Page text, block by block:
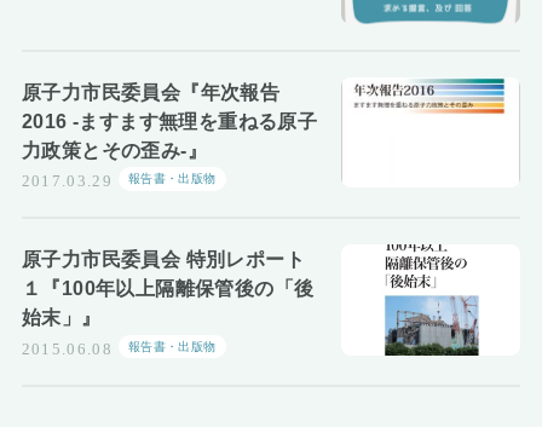
原子力市民委員会『年次報告
2016 -ますます無理を重ねる原子
力政策とその歪み-』
2017.03.29 報告書・出版物
原子力市民委員会 特別レポート
１『100年以上隔離保管後の「後
始末」』
2015.06.08 報告書・出版物